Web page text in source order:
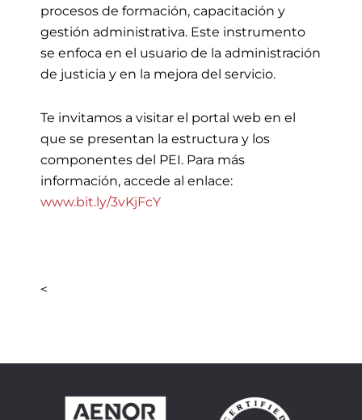
procesos de formación, capacitación y
gestión administrativa. Este instrumento
se enfoca en el usuario de la administración
de justicia y en la mejora del servicio.
Te invitamos a visitar el portal web en el
que se presentan la estructura y los
componentes del PEI. Para más
información, accede al enlace:
www.bit.ly/3vKjFcY
<